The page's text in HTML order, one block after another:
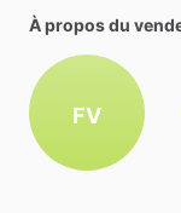
À propos du
FV